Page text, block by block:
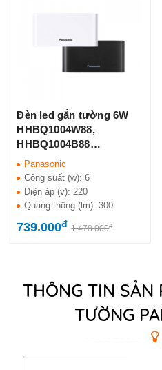
Đèn led gắn tường 6W
HHBQ1004W88,
HHBQ1004B88
Panasonic
Panasonic
Công suất (w):6
Điện áp (v):220
Quang thông (lm):300
739.000đ 1.478.000đ
THÔNG TIN SẢN
TƯỜNG